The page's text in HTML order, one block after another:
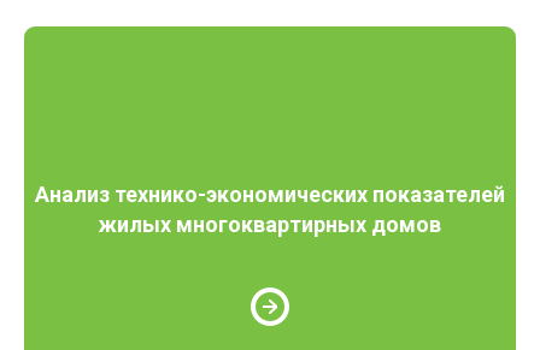
Анализ технико-экономических показателей
жилых многоквартирных домов